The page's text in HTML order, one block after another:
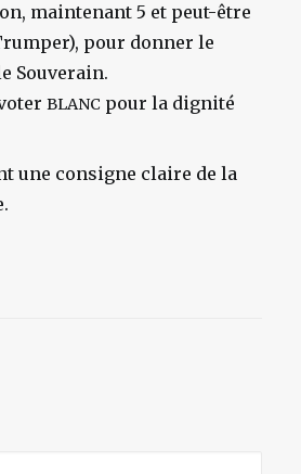
maintenant 5 et peut-être
pour donner le
Souverain.
BLANC pour la dignité
une consigne claire de la